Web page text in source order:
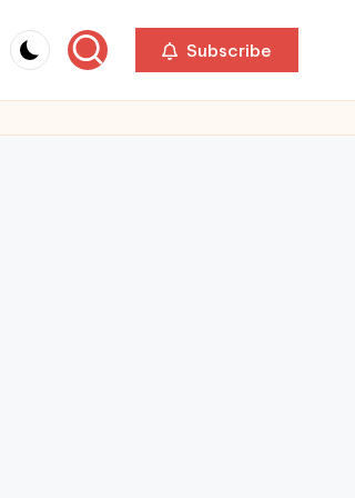
Subscribe